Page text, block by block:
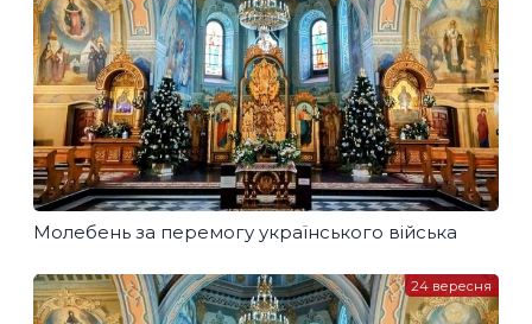
Молебень за перемогу українського війська
24 вересня